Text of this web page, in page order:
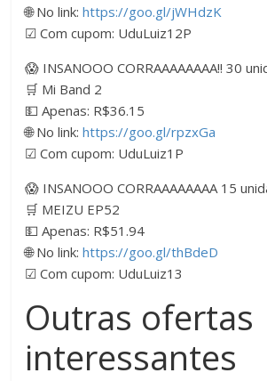
🌐 No link:https://goo.gl/jWHdzK
☑ Com cupom: UduLuiz12P
😱 INSANOOO CORRAAAAAAAA!! 30
🛒 Mi Band 2
💵 Apenas: R$36.15
🌐 No link:https://goo.gl/rpzxGa
☑ Com cupom: UduLuiz1P
😱 INSANOOO CORRAAAAAAAA 15
🛒 MEIZU EP52
💵 Apenas: R$51.94
🌐 No link:https://goo.gl/thBdeD
☑ Com cupom: UduLuiz13
Outras ofertas
interessantes